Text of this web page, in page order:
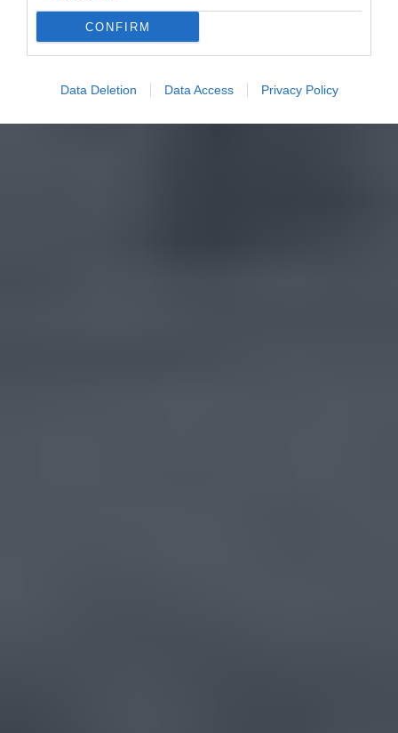
CONFIRM
Data Deletion Data Access Privacy Policy